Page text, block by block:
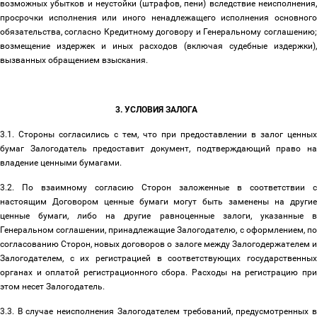
возможных убытков и неустойки (штрафов, пени) вследствие неисполнения,
просрочки исполнения или иного ненадлежащего исполнения основного
обязательства, согласно Кредитному договору и Генеральному соглашению;
возмещение издержек и иных расходов (включая судебные издержки),
вызванных обращением взыскания.
3. УСЛОВИЯ ЗАЛОГА
3.1. Стороны согласились с тем, что при предоставлении в залог ценных
бумаг Залогодатель предоставит документ, подтверждающий право на
владение ценными бумагами.
3.2. По взаимному согласию Сторон заложенные в соответствии с
настоящим Договором ценные бумаги могут быть заменены на другие
ценные бумаги, либо на другие равноценные залоги, указанные в
Генеральном соглашении, принадлежащие Залогодателю, с оформлением, по
согласованию Сторон, новых договоров о залоге между Залогодержателем и
Залогодателем, с их регистрацией в соответствующих государственных
органах и оплатой регистрационного сбора. Расходы на регистрацию при
этом несет Залогодатель.
3.3. В случае неисполнения Залогодателем требований, предусмотренных в